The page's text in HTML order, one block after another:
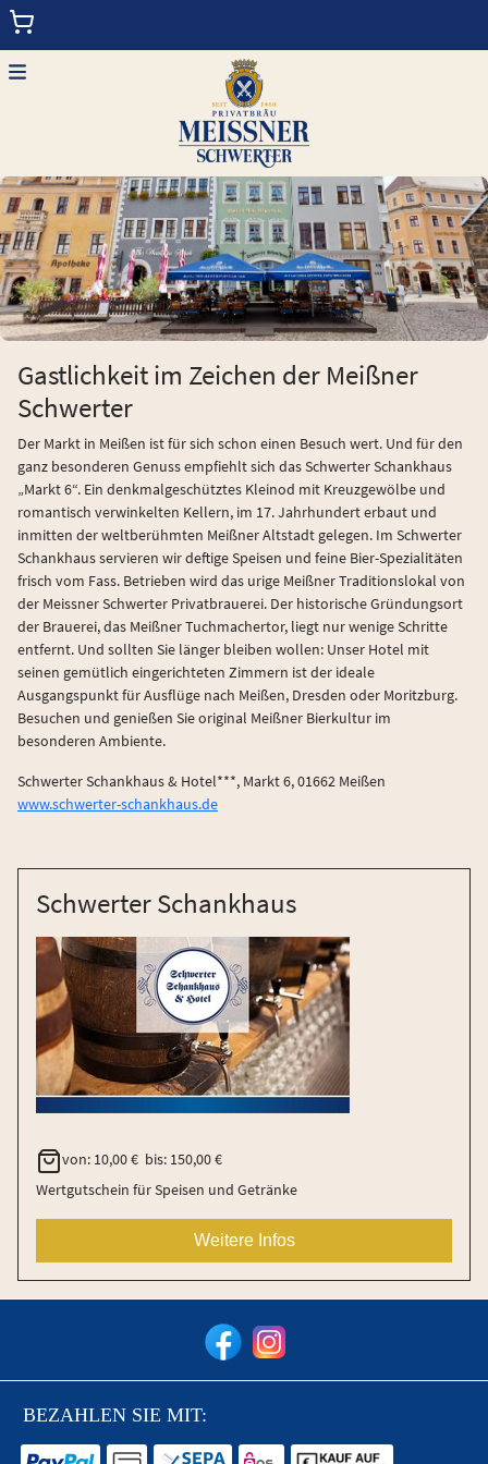
Menu
MEISSNER SCHWERTER PRIVATBRAUEREI
SCHWERTER SCHANKHAUS
MORITZBURGER SCHLOSSRESTAURANT
EISENBERGER HOF
Gastlichkeit im Zeichen der Meißner
Schwerter
Der Markt in Meißen ist für sich schon einen Besuch wert. Und für den
ganz besonderen Genuss empfiehlt sich das Schwerter Schankhaus
„Markt 6“. Ein denkmalgeschütztes Kleinod mit Kreuzgewölbe und
romantisch verwinkelten Kellern, im 17. Jahrhundert erbaut und
inmitten der weltberühmten Meißner Altstadt gelegen. Im Schwerter
Schankhaus servieren wir deftige Speisen und feine Bier-Spezialitäten
frisch vom Fass. Betrieben wird das urige Meißner Traditionslokal von
der Meissner Schwerter Privatbrauerei. Der historische Gründungsort
der Brauerei, das Meißner Tuchmachertor, liegt nur wenige Schritte
entfernt. Und sollten Sie länger bleiben wollen: Unser Hotel mit
seinen gemütlich eingerichteten Zimmern ist der ideale
Ausgangspunkt für Ausflüge nach Meißen, Dresden oder Moritzburg.
Besuchen und genießen Sie original Meißner Bierkultur im
besonderen Ambiente.
Schwerter Schankhaus & Hotel***, Markt 6, 01662 Meißen
www.schwerter-schankhaus.de
Schwerter Schankhaus
von: 10,00 € bis: 150,00 €
Wertgutschein für Speisen und Getränke
Weitere Infos
BEZAHLEN SIE MIT: